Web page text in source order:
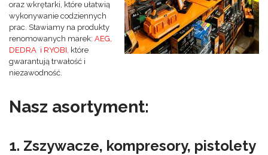
oraz wkrętarki, które ułatwią
wykonywanie codziennych
prac. Stawiamy na produkty
renomowanych marek: AEG,
DEDRA i RYOBI, które
gwarantują trwałość i
niezawodność.
Nasz asortyment:
1. Zszywacze, kompresory, pistolety